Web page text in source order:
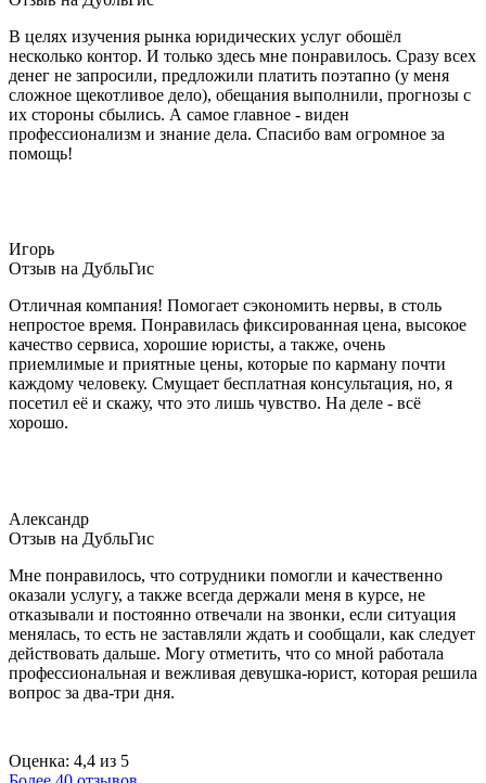
В целях изучения рынка юридических услуг обошёл
несколько контор. И только здесь мне понравилось. Сразу всех
денег не запросили, предложили платить поэтапно (у меня
сложное щекотливое дело), обещания выполнили, прогнозы с
их стороны сбылись. А самое главное - виден
профессионализм и знание дела. Спасибо вам огромное за
помощь!
Игорь
Отзыв на ДубльГис
Отличная компания! Помогает сэкономить нервы, в столь
непростое время. Понравилась фиксированная цена, высокое
качество сервиса, хорошие юристы, а также, очень
приемлимые и приятные цены, которые по карману почти
каждому человеку. Смущает бесплатная консультация, но, я
посетил её и скажу, что это лишь чувство. На деле - всё
хорошо.
Александр
Отзыв на ДубльГис
Мне понравилось, что сотрудники помогли и качественно
оказали услугу, а также всегда держали меня в курсе, не
отказывали и постоянно отвечали на звонки, если ситуация
менялась, то есть не заставляли ждать и сообщали, как следует
действовать дальше. Могу отметить, что со мной работала
профессиональная и вежливая девушка-юрист, которая решила
вопрос за два-три дня.
Оценка: 4,4 из 5